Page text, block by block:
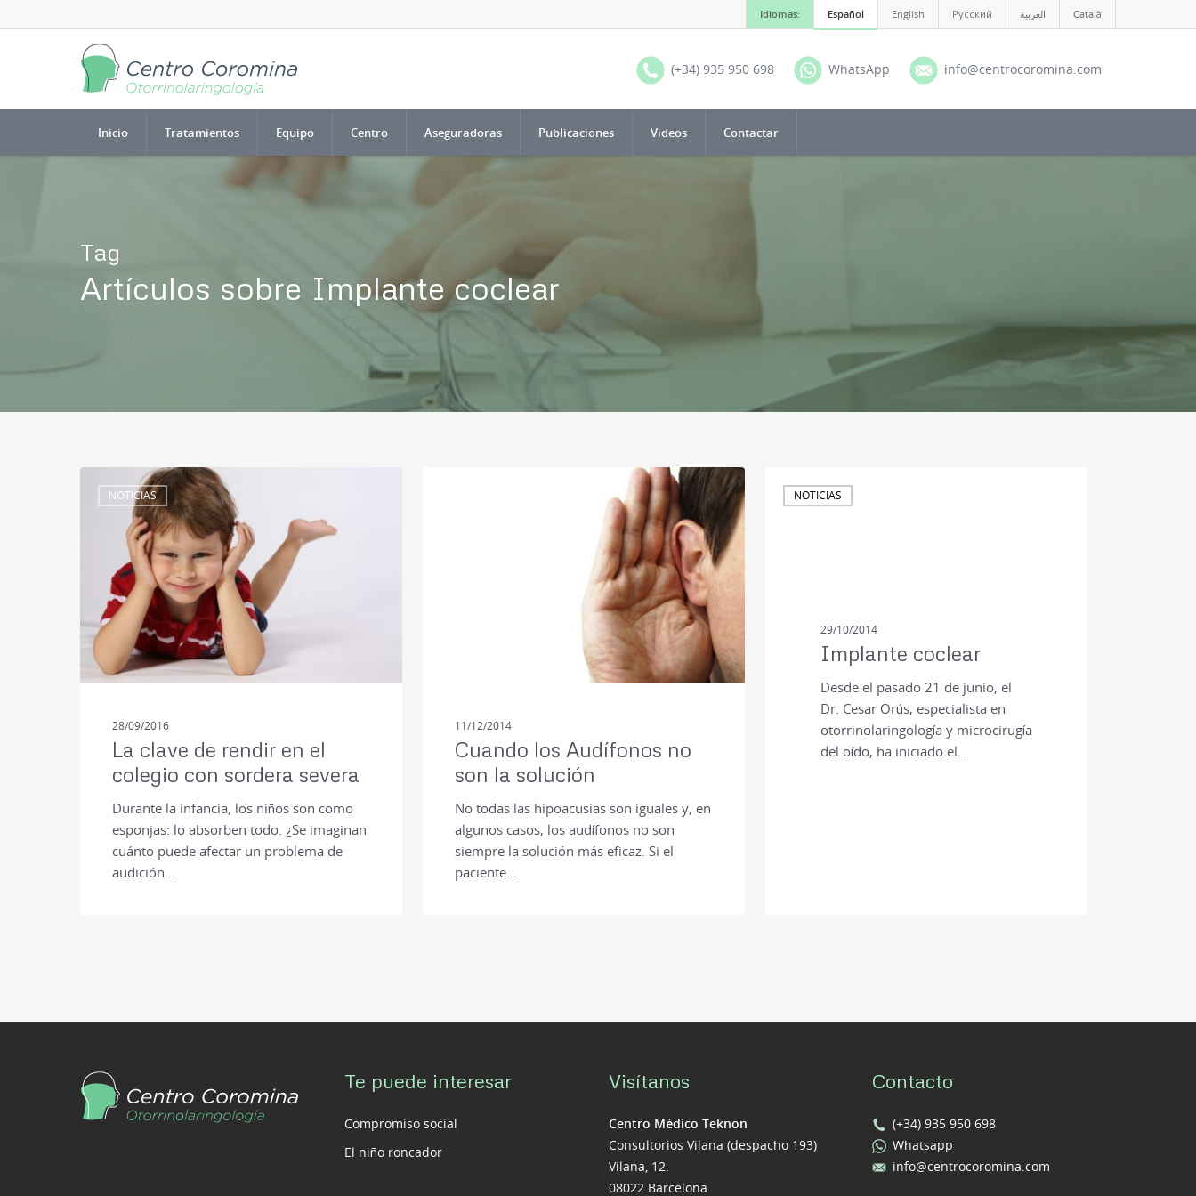
Idiomas: Español English Русский العربية Català
(+34) 935 950 698 WhatsApp info@centrocoromina.com
Inicio Tratamientos Equipo Centro Aseguradoras Publicaciones Videos Contactar
Tag
Artículos sobre Implante coclear
NOTICIAS
28/09/2016
La clave de rendir en el
colegio con sordera severa
Durante la infancia, los niños son como
esponjas: lo absorben todo. ¿Se imaginan
cuánto puede afectar un problema de
audición…
11/12/2014
Cuando los Audífonos no
son la solución
No todas las hipoacusias son iguales y, en
algunos casos, los audífonos no son
siempre la solución más eficaz. Si el
paciente…
NOTICIAS
29/10/2014
Implante coclear
Desde el pasado 21 de junio, el
Dr. Cesar Orús, especialista en
otorrinolaringología y microcirugía
del oído, ha iniciado el…
Te puede interesar
Compromiso social
El niño roncador
Visítanos
Centro Médico Teknon
Consultorios Vilana (despacho 193)
Vilana, 12.
08022 Barcelona
Contacto
(+34) 935 950 698
Whatsapp
info@centrocoromina.com